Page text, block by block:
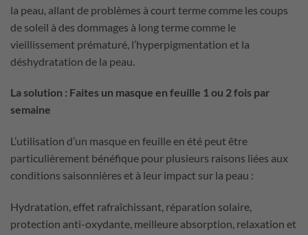
la peau, allant de problèmes à court terme comme les coups
de soleil à des dommages à long terme comme le
vieillissement prématuré, l’hyperpigmentation et la
déshydratation de la peau.
La solution : Faites un masque en feuille 1 ou 2 fois par
semaine
L’utilisation d’un masque en feuille en été peut être
particulièrement bénéfique pour plusieurs raisons liées aux
conditions saisonnières et à leur impact sur la peau :
Hydratation, effet rafraîchissant, réparation solaire,
protection anti-oxydante, meilleure absorption, relaxation et